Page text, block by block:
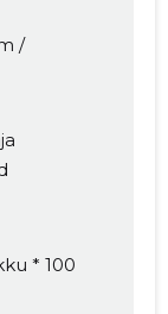
/
* 100